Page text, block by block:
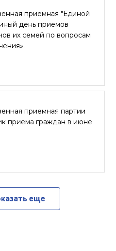
приемная "Единой
день приемов
их семей по вопросам
приемная партии
приема граждан в июне
еще